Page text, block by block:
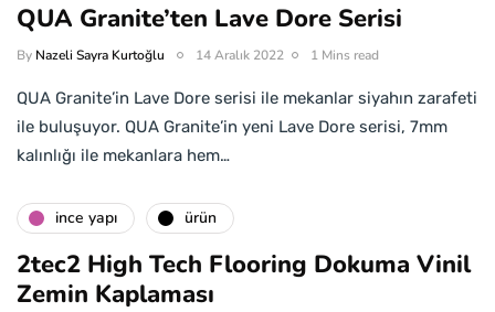
QUA Granite’ten Lave Dore Serisi
By Nazeli Sayra Kurtoğlu 14 Aralık 2022 1 Mins read
QUA Granite’in Lave Dore serisi ile mekanlar siyahın zarafeti
ile buluşuyor. QUA Granite’in yeni Lave Dore serisi, 7mm
kalınlığı ile mekanlara hem…
i̇nce yapı ürün
2tec2 High Tech Flooring Dokuma Vinil
Zemin Kaplaması